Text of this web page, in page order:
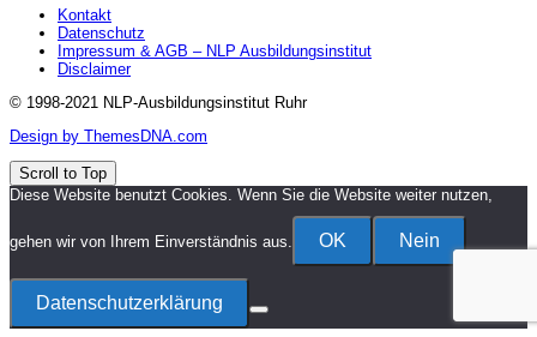
Kontakt
Datenschutz
Impressum & AGB – NLP Ausbildungsinstitut
Disclaimer
© 1998-2021 NLP-Ausbildungsinstitut Ruhr
Design by ThemesDNA.com
Scroll to Top
Diese Website benutzt Cookies. Wenn Sie die Website weiter nutzen,
gehen wir von Ihrem Einverständnis aus. OK Nein
Datenschutzerklärung